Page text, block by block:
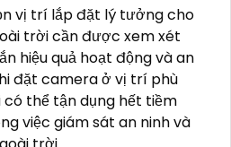
vị trí lắp đặt lý tưởng cho
trời cần được xem xét
hiệu quả hoạt động và an
đặt camera ở vị trí phù
thể tận dụng hết tiềm
việc giám sát an ninh và